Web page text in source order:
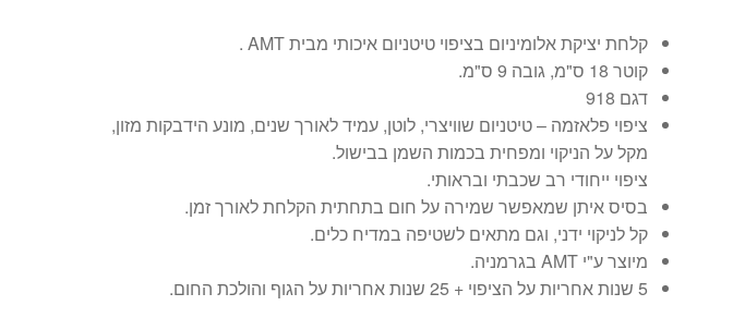
קלחת יציקת אלומיניום בציפוי טיטניום איכותי מבית AMT .
קוטר 18 ס"מ, גובה 9 ס"מ.
דגם 918
ציפוי פלאזמה – טיטניום שוויצרי, לוטן, עמיד לאורך שנים, מונע הידבקות מזון,
מקל על הניקוי ומפחית בכמות השמן בבישול.
ציפוי ייחודי רב שכבתי ובראותי.
בסיס איתן שמאפשר שמירה על חום בתחתית הקלחת לאורך זמן.
קל לניקוי ידני, וגם מתאים לשטיפה במדיח כלים.
מיוצר ע"י AMT בגרמניה.
5 שנות אחריות על הציפוי + 25 שנות אחריות על הגוף והולכת החום.